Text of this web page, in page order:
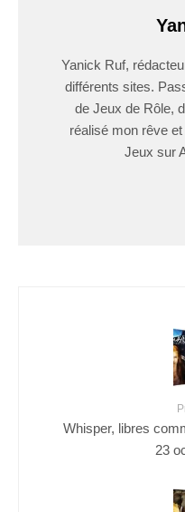
Yanick Ruf,
différents sites.
de Jeux de Rôle,
réalisé mon rêve
Jeux sur
Whisper, libres
23